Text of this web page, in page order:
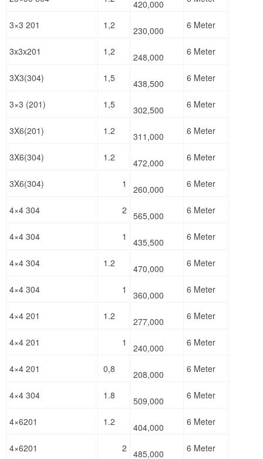
420,000
3×3 201 1,2 230,000 6 Meter
3x3x201 1,2 248,000 6 Meter
3X3(304) 1,5 438,500 6 Meter
3×3 (201) 1,5 302,500 6 Meter
3X6(201) 1.2 311,000 6 Meter
3X6(304) 1.2 472,000 6 Meter
3X6(304) 1 260,000 6 Meter
4×4 304 2 565,000 6 Meter
4×4 304 1 435,500 6 Meter
4×4 304 1.2 470,000 6 Meter
4×4 304 1 360,000 6 Meter
4×4 201 1.2 277,000 6 Meter
4×4 201 1 240,000 6 Meter
4×4 201 0,8 208,000 6 Meter
4×4 304 1.8 509,000 6 Meter
4×6201 1.2 404,000 6 Meter
4×6201 2 485,000 6 Meter